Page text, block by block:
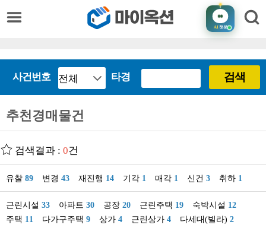
AI챗봇
사건번호 타경 검색
추천경매물건
검색결과 : 0건
유찰 89 변경 43 재진행 14 기각 1 매각 1 신건 3 취하 1
근린시설 33 아파트 30 공장 20 근린주택 19 숙박시설 12
주택 11 다가구주택 9 상가 4 근린상가 4 다세대(빌라) 2